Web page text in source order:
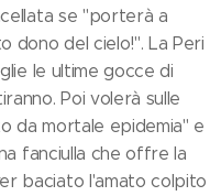
se "porterà a
dono del cielo!". La Peri
le ultime gocce di
Poi volerà sulle
da mortale epidemia" e
fanciulla che offre la
baciato l'amato colpito